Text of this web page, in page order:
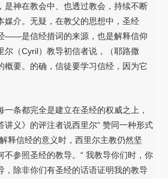
是神在教会中、也透过教会，持续不断
媒介。无疑，在教父的思想中，圣经
是信经措词的来源，也是解释信仰
尔（Cyril）教导初信者说，（耶路撒
概要。的确，信徒要学习信经，因为它
条都完全是建立在圣经的权威之上，
讲义》的评注者说西里尔“ 赞同一种形式
释信经的意义时，西里尔主教仍然坚
不参照圣经的教导。“ 我教导你们时，你
，除非你们有圣经的话语证明我的教导